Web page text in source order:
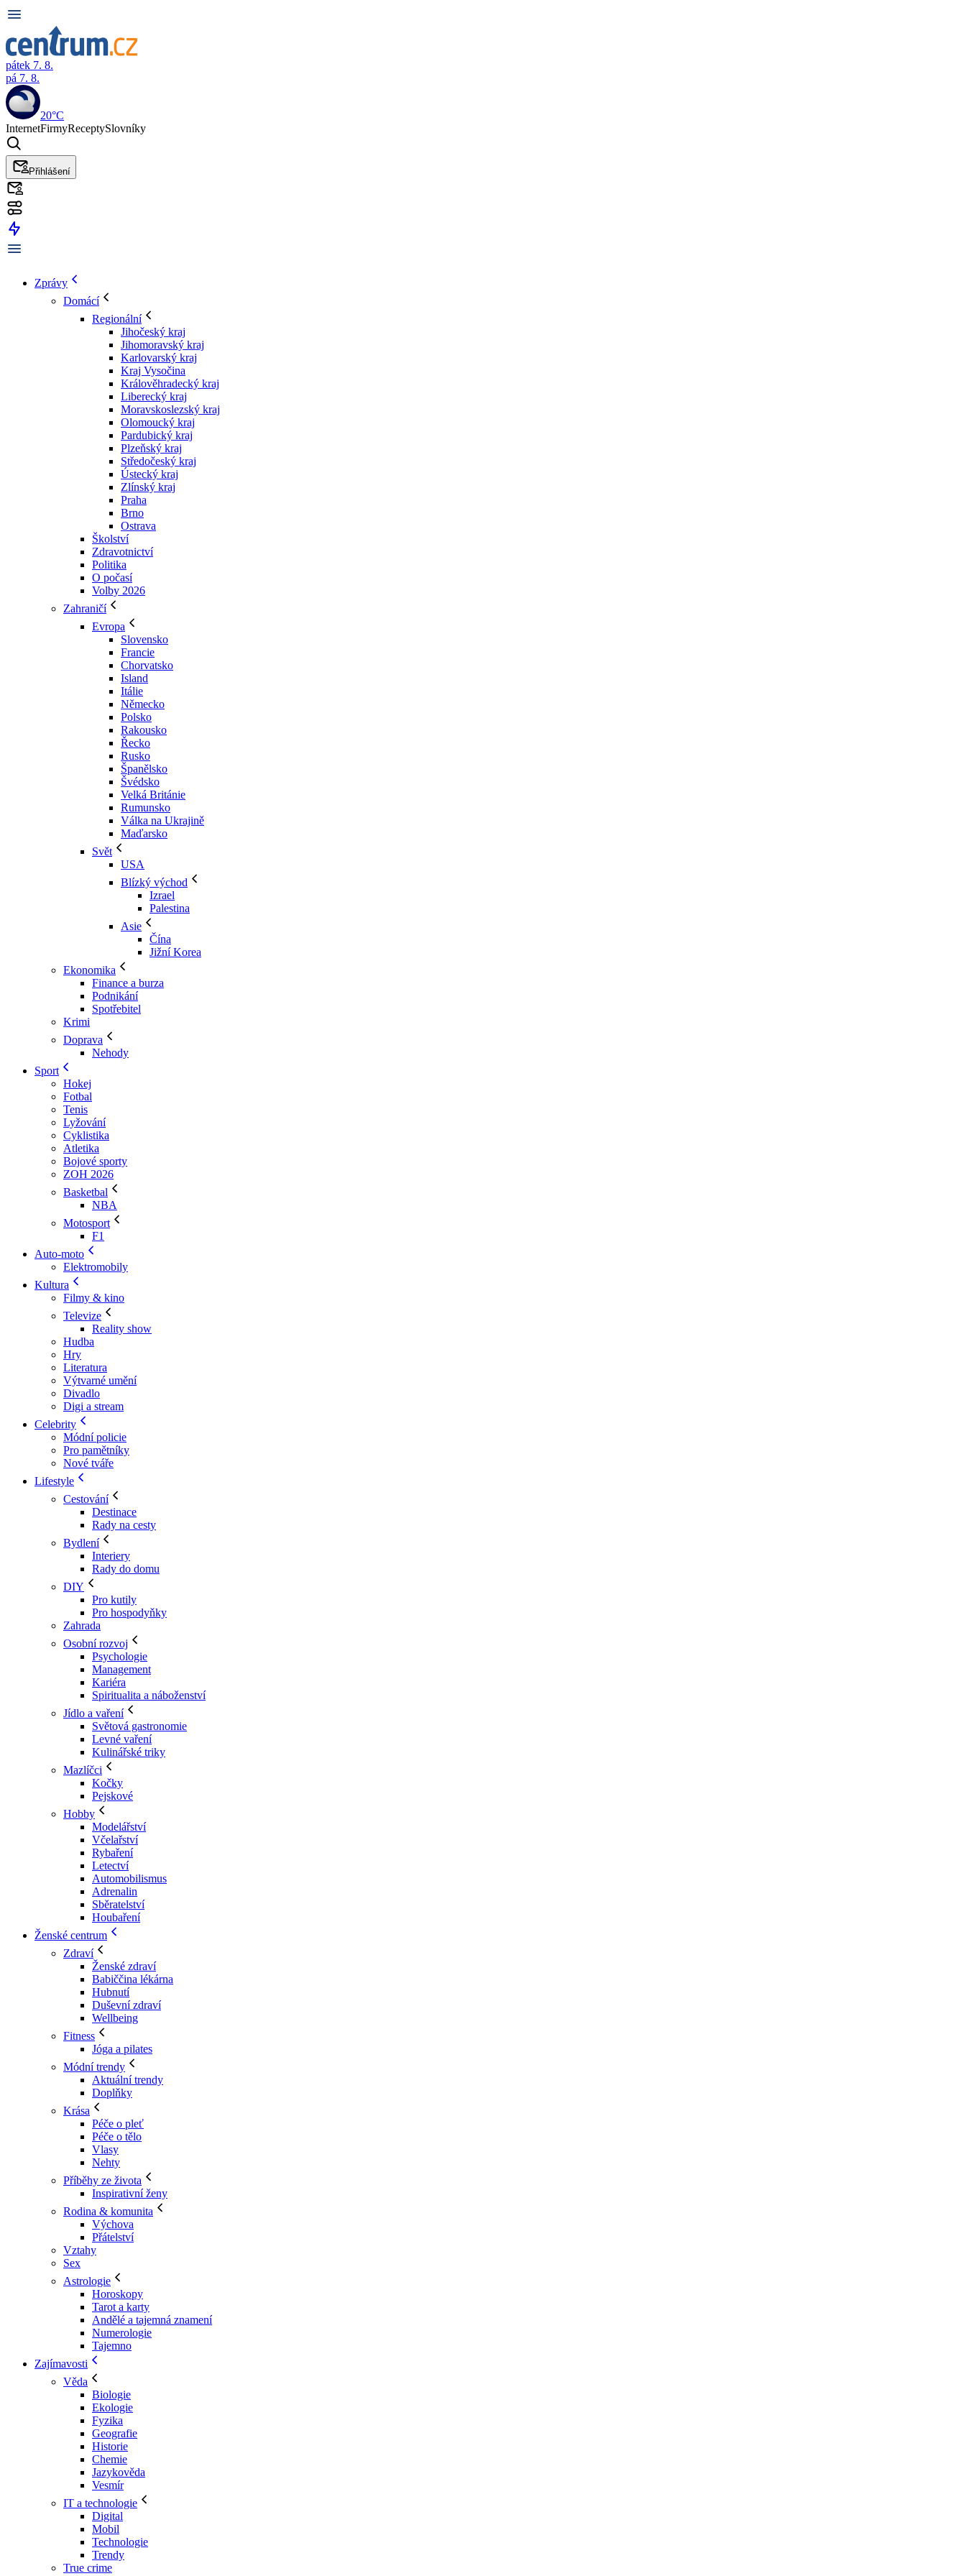
pátek 7. 8.
pá 7. 8.
20°C
InternetFirmyReceptySlovníky
Přihlášení
Zprávy
Domácí
Regionální
Jihočeský kraj
Jihomoravský kraj
Karlovarský kraj
Kraj Vysočina
Králověhradecký kraj
Liberecký kraj
Moravskoslezský kraj
Olomoucký kraj
Pardubický kraj
Plzeňský kraj
Středočeský kraj
Ústecký kraj
Zlínský kraj
Praha
Brno
Ostrava
Školství
Zdravotnictví
Politika
O počasí
Volby 2026
Zahraničí
Evropa
Slovensko
Francie
Chorvatsko
Island
Itálie
Německo
Polsko
Rakousko
Řecko
Rusko
Španělsko
Švédsko
Velká Británie
Rumunsko
Válka na Ukrajině
Maďarsko
Svět
USA
Blízký východ
Izrael
Palestina
Asie
Čína
Jižní Korea
Ekonomika
Finance a burza
Podnikání
Spotřebitel
Krimi
Doprava
Nehody
Sport
Hokej
Fotbal
Tenis
Lyžování
Cyklistika
Atletika
Bojové sporty
ZOH 2026
Basketbal
NBA
Motosport
F1
Auto-moto
Elektromobily
Kultura
Filmy & kino
Televize
Reality show
Hudba
Hry
Literatura
Výtvarné umění
Divadlo
Digi a stream
Celebrity
Módní policie
Pro pamětníky
Nové tváře
Lifestyle
Cestování
Destinace
Rady na cesty
Bydlení
Interiery
Rady do domu
DIY
Pro kutily
Pro hospodyňky
Zahrada
Osobní rozvoj
Psychologie
Management
Kariéra
Spiritualita a náboženství
Jídlo a vaření
Světová gastronomie
Levné vaření
Kulinářské triky
Mazlíčci
Kočky
Pejskové
Hobby
Modelářství
Včelařství
Rybaření
Letectví
Automobilismus
Adrenalin
Sběratelství
Houbaření
Ženské centrum
Zdraví
Ženské zdraví
Babiččina lékárna
Hubnutí
Duševní zdraví
Wellbeing
Fitness
Jóga a pilates
Módní trendy
Aktuální trendy
Doplňky
Krása
Péče o pleť
Péče o tělo
Vlasy
Nehty
Příběhy ze života
Inspirativní ženy
Rodina & komunita
Výchova
Přátelství
Vztahy
Sex
Astrologie
Horoskopy
Tarot a karty
Andělé a tajemná znamení
Numerologie
Tajemno
Zajímavosti
Věda
Biologie
Ekologie
Fyzika
Geografie
Historie
Chemie
Jazykověda
Vesmír
IT a technologie
Digital
Mobil
Technologie
Trendy
True crime